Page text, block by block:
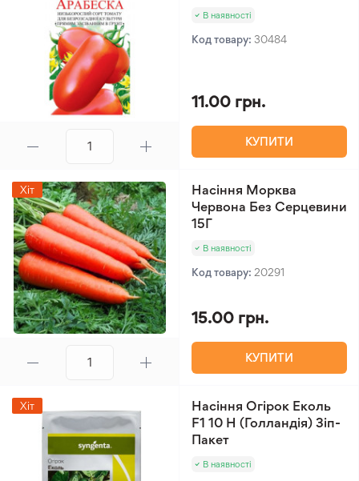
В наявності
Код товару: 30484
11.00 грн.
КУПИТИ
Хіт
Насіння Морква
Червона Без Серцевини
15Г
В наявності
Код товару: 20291
15.00 грн.
КУПИТИ
Хіт
Насіння Огірок Еколь
F1 10 Н (Голландія) Зіп-
Пакет
В наявності